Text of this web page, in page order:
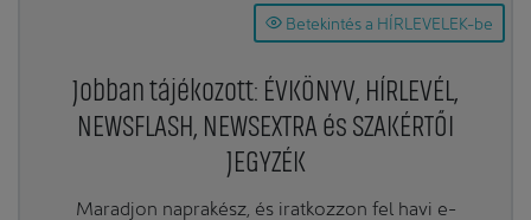
Betekintés a HÍRLEVELEK-be
Jobban tájékozott: ÉVKÖNYV, HÍRLEVÉL,
NEWSFLASH, NEWSEXTRA és SZAKÉRTŐI
JEGYZÉK
Maradjon naprakész, és iratkozzon fel havi e-